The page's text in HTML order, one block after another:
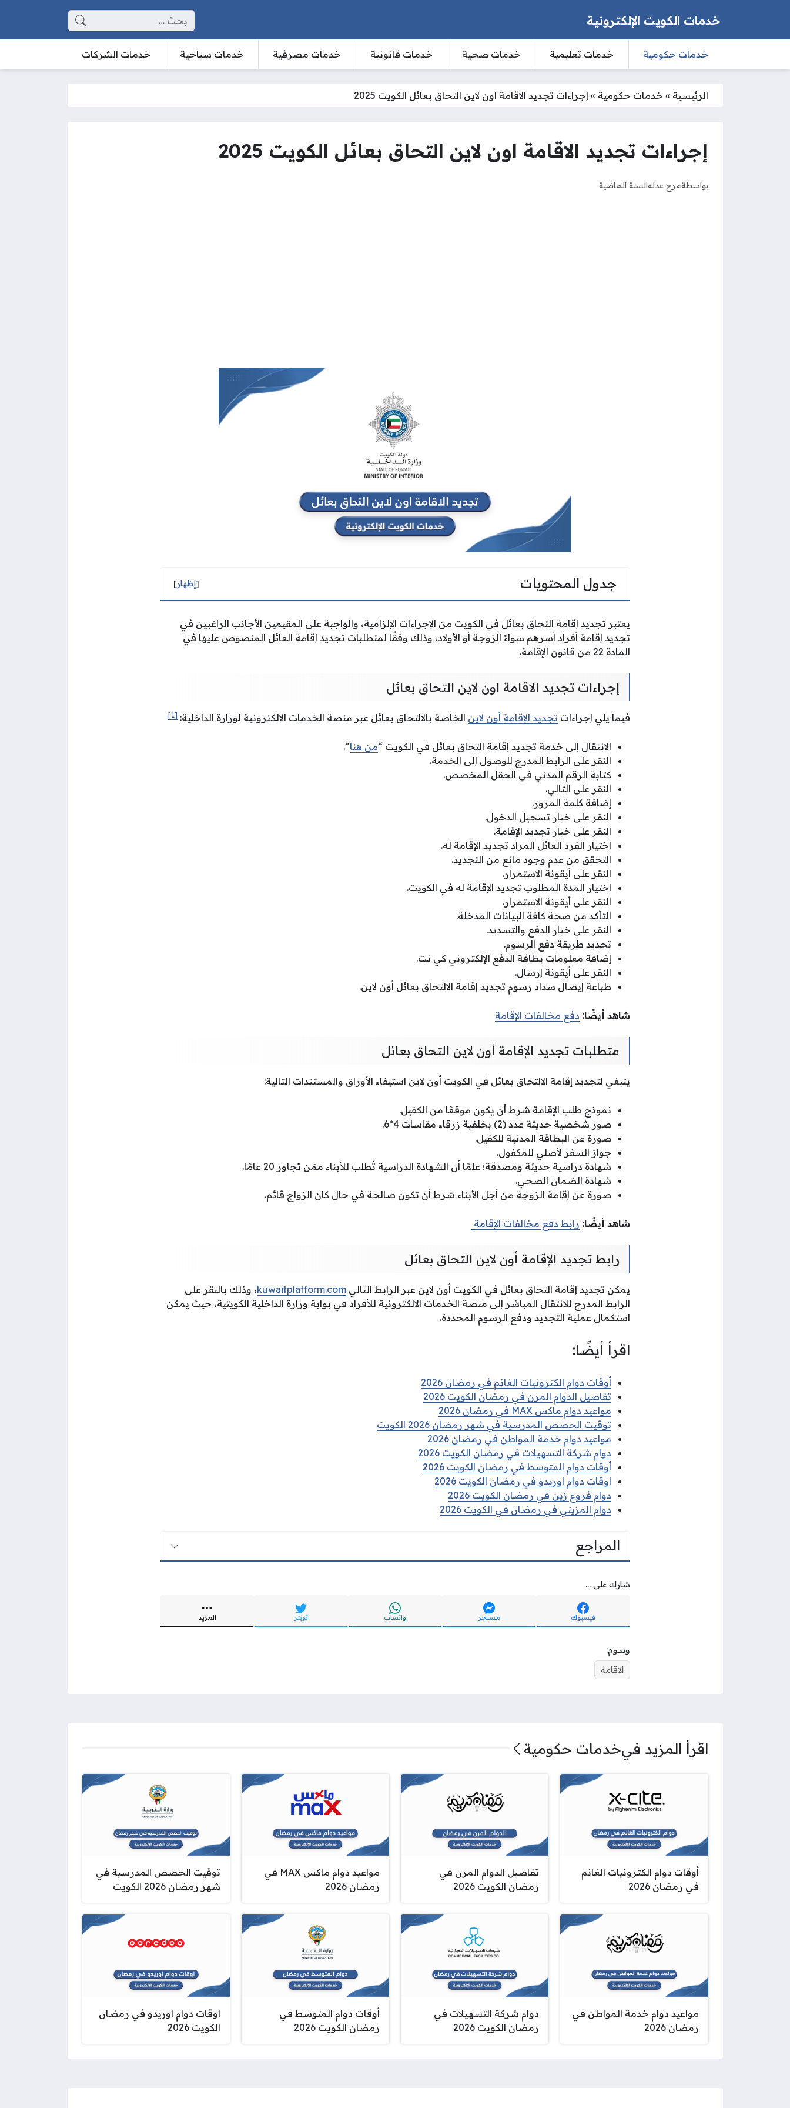
خدمات الكويت الإلكترونية البحث عن:
خدمات حكومية خدمات تعليمية خدمات صحية خدمات قانونية خدمات مصرفية خدمات سياحية خدمات الشركات
الرئيسية » خدمات حكومية » إجراءات تجديد الاقامة اون لاين التحاق بعائل الكويت 2025
إجراءات تجديد الاقامة اون لاين التحاق بعائل الكويت 2025
بواسطةمرح عدلهالسنة الماضية
جدول المحتويات [إظهار]
يعتبر تجديد إقامة التحاق بعائل في الكويت من الإجراءات الإلزامية، والواجبة على المقيمين الأجانب الراغبين في
تجديد إقامة أفراد أسرهم سواءً الزوجة أو الأولاد، وذلك وفقًا لمتطلبات تجديد إقامة العائل المنصوص عليها في
المادة 22 من قانون الإقامة.
إجراءات تجديد الاقامة اون لاين التحاق بعائل
فيما يلي إجراءات تجديد الإقامة أون لاين الخاصة بالالتحاق بعائل عبر منصة الخدمات الإلكترونية لوزارة الداخلية: [1]
الانتقال إلى خدمة تجديد إقامة التحاق بعائل في الكويت “من هنا“.
النقر على الرابط المدرج للوصول إلى الخدمة.
كتابة الرقم المدني في الحقل المخصص.
النقر على التالي.
إضافة كلمة المرور.
النقر على خيار تسجيل الدخول.
النقر على خيار تجديد الإقامة.
اختيار الفرد العائل المراد تجديد الإقامة له.
التحقق من عدم وجود مانع من التجديد.
النقر على أيقونة الاستمرار.
اختيار المدة المطلوب تجديد الإقامة له في الكويت.
النقر على أيقونة الاستمرار.
التأكد من صحة كافة البيانات المدخلة.
النقر على خيار الدفع والتسديد.
تحديد طريقة دفع الرسوم.
إضافة معلومات بطاقة الدفع الإلكتروني كي نت.
النقر على أيقونة إرسال.
طباعة إيصال سداد رسوم تجديد إقامة الالتحاق بعائل أون لاين.
شاهد أيضًا: دفع مخالفات الإقامة
متطلبات تجديد الإقامة أون لاين التحاق بعائل
ينبغي لتجديد إقامة الالتحاق بعائل في الكويت أون لاين استيفاء الأوراق والمستندات التالية:
نموذج طلب الإقامة شرط أن يكون موقعًا من الكفيل.
صور شخصية حديثة عدد (2) بخلفية زرقاء مقاسات 4*6.
صورة عن البطاقة المدنية للكفيل.
جواز السفر لأصلي للمكفول.
شهادة دراسية حديثة ومصدقة؛ علمًا أن الشهادة الدراسية تُطلب للأبناء ممَن تجاوز 20 عامًا.
شهادة الضمان الصحي.
صورة عن إقامة الزوجة من أجل الأبناء شرط أن تكون صالحة في حال كان الزواج قائم.
شاهد أيضًا: رابط دفع مخالفات الإقامة
رابط تجديد الإقامة أون لاين التحاق بعائل
يمكن تجديد إقامة التحاق بعائل في الكويت أون لاين عبر الرابط التالي kuwaitplatform.com، وذلك بالنقر على
الرابط المدرج للانتقال المباشر إلى منصة الخدمات الالكترونية للأفراد في بوابة وزارة الداخلية الكويتية، حيث يمكن
استكمال عملية التجديد ودفع الرسوم المحددة.
اقرأ أيضًا:
أوقات دوام الكترونيات الغانم في رمضان 2026
تفاصيل الدوام المرن في رمضان الكويت 2026
مواعيد دوام ماكس MAX في رمضان 2026
توقيت الحصص المدرسية في شهر رمضان 2026 الكويت
مواعيد دوام خدمة المواطن في رمضان 2026
دوام شركة التسهيلات في رمضان الكويت 2026
أوقات دوام المتوسط في رمضان الكويت 2026
اوقات دوام اوريدو في رمضان الكويت 2026
دوام فروع زين في رمضان الكويت 2026
دوام المزيني في رمضان في الكويت 2026
المراجع
شارك على ...
فيسبوك مسنجر واتساب تويتر المزيد
وسوم:
الاقامة
اقرأ المزيد فيخدمات حكومية
أوقات دوام الكترونيات الغانم
في رمضان 2026
تفاصيل الدوام المرن في
رمضان الكويت 2026
مواعيد دوام ماكس MAX في
رمضان 2026
توقيت الحصص المدرسية في
شهر رمضان 2026 الكويت
مواعيد دوام خدمة المواطن في
رمضان 2026
دوام شركة التسهيلات في
رمضان الكويت 2026
أوقات دوام المتوسط في
رمضان الكويت 2026
اوقات دوام اوريدو في رمضان
الكويت 2026